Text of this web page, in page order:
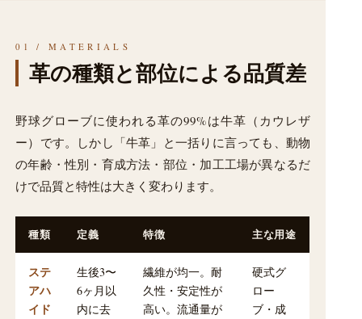
01 / MATERIALS
革の種類と部位による品質差
野球グローブに使われる革の99%は牛革（カウレザ
ー）です。しかし「牛革」と一括りに言っても、動物
の年齢・性別・育成方法・部位・加工工場が異なるだ
けで品質と特性は大きく変わります。
種類 定義 特徴 主な用途
ステ
アハ
イド
生後3〜
6ヶ月以
内に去
繊維が均一。耐
久性・安定性が
高い。流通量が
硬式グ
ロー
ブ・成